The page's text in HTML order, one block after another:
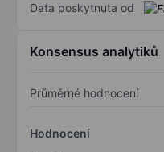
Data poskytnuta od
Konsensus analytiků
Průměrné hodnocení
Hodnocení